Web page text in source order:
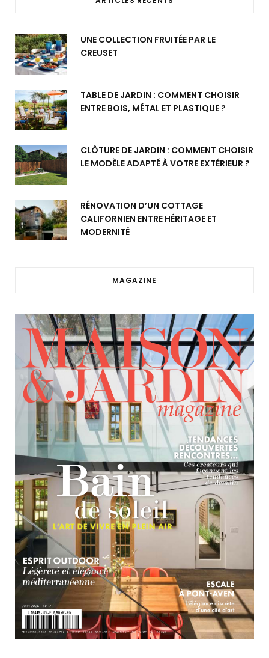
UNE COLLECTION FRUITÉE PAR LE
CREUSET
TABLE DE JARDIN : COMMENT CHOISIR
ENTRE BOIS, MÉTAL ET PLASTIQUE ?
CLÔTURE DE JARDIN : COMMENT CHOISIR
LE MODÈLE ADAPTÉ À VOTRE EXTÉRIEUR ?
RÉNOVATION D’UN COTTAGE
CALIFORNIEN ENTRE HÉRITAGE ET
MODERNITÉ
MAGAZINE